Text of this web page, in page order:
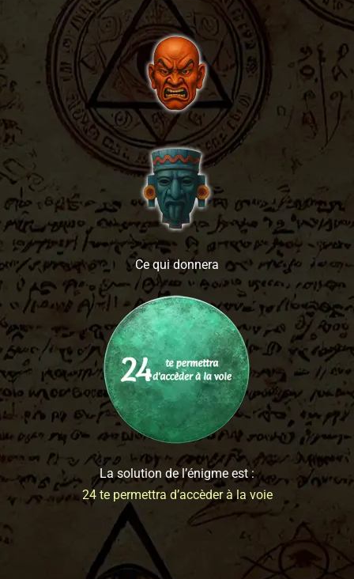
Ce qui donnera
La solution de l’énigme est :
24 te permettra d’accèder à la voie